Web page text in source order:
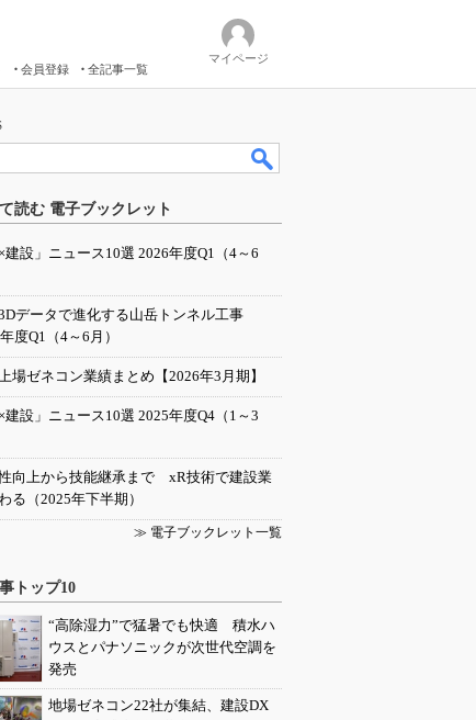
会員登録 全記事一覧
マイページ
読む 電子ブックレット
建設」ニュース10選 2026年度Q1（4～6
データで進化する山岳トンネル工事
度Q1（4～6月）
場ゼネコン業績まとめ【2026年3月期】
建設」ニュース10選 2025年度Q4（1～3
向上から技能継承まで xR技術で建設業
る（2025年下半期）
≫ 電子ブックレット一覧
トップ10
“高除湿力”で猛暑でも快適 積水ハ
ウスとパナソニックが次世代空調を
発売
地場ゼネコン22社が集結、建設DX